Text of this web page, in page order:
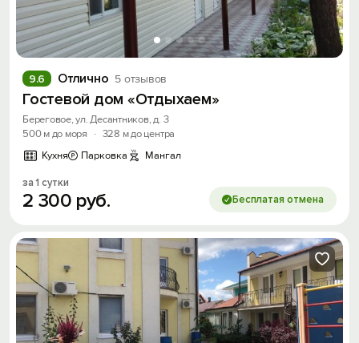
Отлично 5 отзывов
9.6
Гостевой дом «Отдыхаем»
Береговое, ул. Десантников, д. 3
500 м до моря
· 328 м до центра
Кухня
Парковка Мангал
за 1 сутки
2 300 руб. Бесплатая отмена